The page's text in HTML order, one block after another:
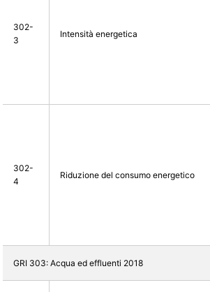
302-
3
Intensità energetica
302-
4
Riduzione del consumo energetico
GRI 303: Acqua ed effluenti 2018